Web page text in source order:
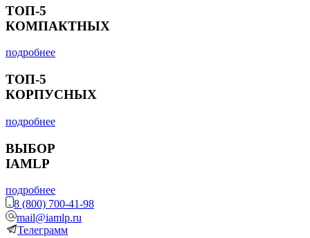
ТОП-5
КОМПАКТНЫХ
подробнее
ТОП-5
КОРПУСНЫХ
подробнее
ВЫБОР
IAMLP
подробнее
8 (800) 700-41-98
mail@iamlp.ru
Телеграмм